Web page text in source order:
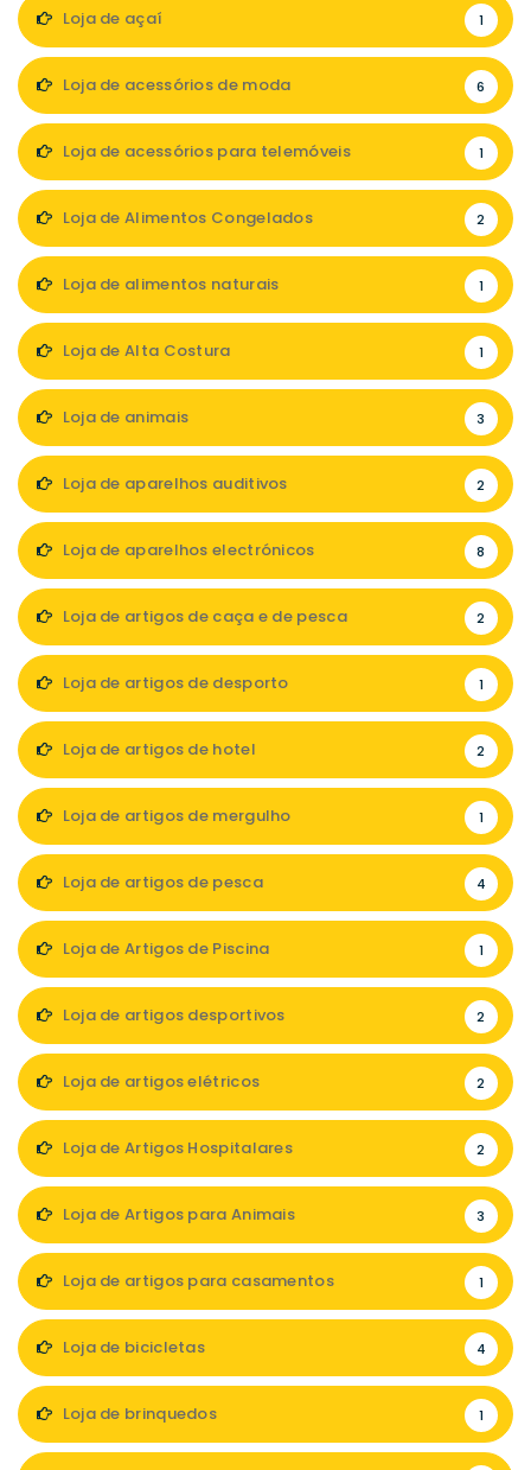
Loja de açaí 1
Loja de acessórios de moda 6
Loja de acessórios para telemóveis 1
Loja de Alimentos Congelados 2
Loja de alimentos naturais 1
Loja de Alta Costura 1
Loja de animais 3
Loja de aparelhos auditivos 2
Loja de aparelhos electrónicos 8
Loja de artigos de caça e de pesca 2
Loja de artigos de desporto 1
Loja de artigos de hotel 2
Loja de artigos de mergulho 1
Loja de artigos de pesca 4
Loja de Artigos de Piscina 1
Loja de artigos desportivos 2
Loja de artigos elétricos 2
Loja de Artigos Hospitalares 2
Loja de Artigos para Animais 3
Loja de artigos para casamentos 1
Loja de bicicletas 4
Loja de brinquedos 1